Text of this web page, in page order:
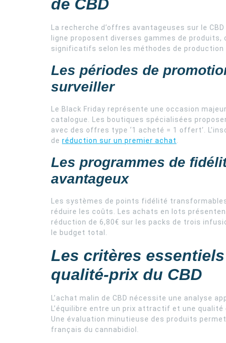
de CBD
La recherche d’offres avantageuses sur le
ligne proposent diverses gammes de
significatifs selon les méthodes de production
Les périodes de
surveiller
Le Black Friday représente une occasion
catalogue. Les boutiques spécialisées
avec des offres type ‘1 acheté = 1 offert’.
de réduction sur un premier achat.
Les programmes de
avantageux
Les systèmes de points fidélité
réduire les coûts. Les achats en lots
réduction de 6,80€ sur les packs de trois
le budget total.
Les critères
qualité-prix du CBD
L’achat malin de CBD nécessite une analyse
L’équilibre entre un prix attractif et une
Une évaluation minutieuse des produits
français du cannabidiol.